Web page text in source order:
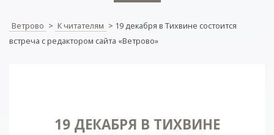
Ветрово > К читателям > 19 декабря в Тихвине состоится
встреча с редактором сайта «Ветрово»
19 ДЕКАБРЯ В ТИХВИНЕ